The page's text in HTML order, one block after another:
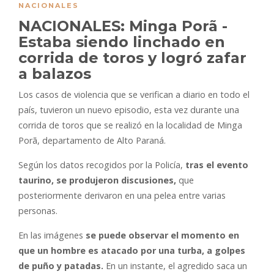
NACIONALES
NACIONALES: Minga Porã -
Estaba siendo linchado en
corrida de toros y logró zafar
a balazos
Los casos de violencia que se verifican a diario en todo el
país, tuvieron un nuevo episodio, esta vez durante una
corrida de toros que se realizó en la localidad de Minga
Porã, departamento de Alto Paraná.
Según los datos recogidos por la Policía, tras el evento
taurino, se produjeron discusiones, que
posteriormente derivaron en una pelea entre varias
personas.
En las imágenes se puede observar el momento en
que un hombre es atacado por una turba, a golpes
de puño y patadas. En un instante, el agredido saca un